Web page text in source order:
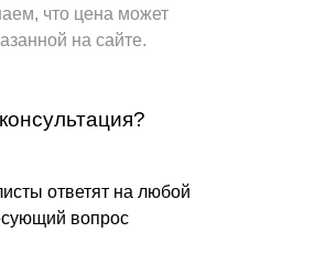
что цена может
на сайте.
ответят на любой
вопрос